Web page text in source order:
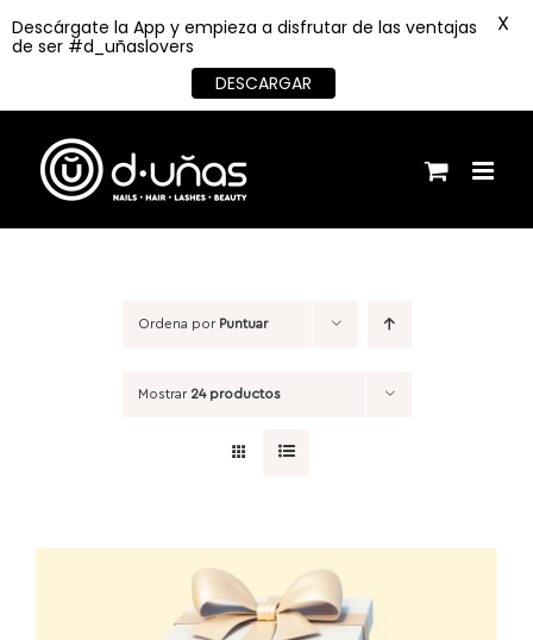
contenido
Ordena por Puntuar
Mostrar 24 productos
Descárgate la App y empieza a disfrutar de las ventajas
de ser #d_uñaslovers
DESCARGAR
X